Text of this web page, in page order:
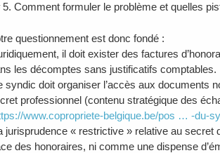
5. Comment formuler le problème et quelles
questionnement est donc fondé :
il doit exister des factures
les décomptes sans justificatifs comptables.
syndic doit organiser l’accès aux documents
professionnel (contenu stratégique des
www.copropriete-belgique.be/pos … -du-
jurisprudence « restrictive » relative au
des honoraires, ni comme une dispense